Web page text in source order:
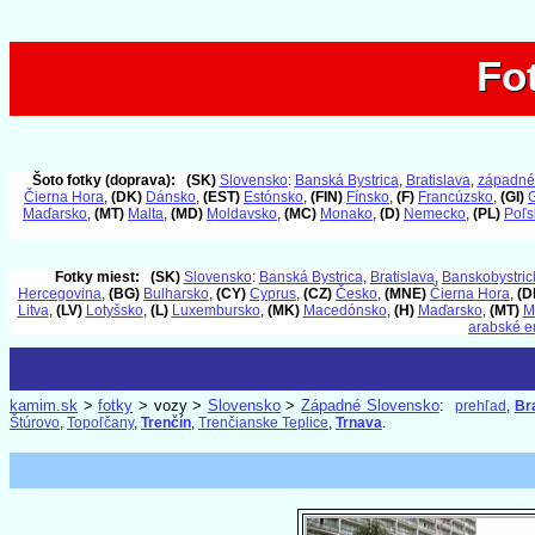
Šoto fotky (doprava): (SK) Slovensko: Banská Bystrica, Bratislava,
Čierna Hora, (DK) Dánsko, (EST) Estónsko, (FIN) Fínsko, (F) Francúzsko, (GI)
Maďarsko, (MT) Malta, (MD) Moldavsko, (MC) Monako, (D) Nemecko, (PL)
Fotky miest: (SK) Slovensko: Banská Bystrica, Bratislava,
Hercegovina, (BG) Bulharsko, (CY) Cyprus, (CZ) Česko, (MNE) Čierna Hora,
Litva, (LV) Lotyšsko, (L) Luxembursko, (MK) Macedónsko, (H) Maďarsko, (MT)
arabské
kamim.sk >fotky > vozy > Slovensko>Západné Slovensko: prehľad ,
Štúrovo, Topoľčany, Trenčín, Trenčianske Teplice, Trnava.